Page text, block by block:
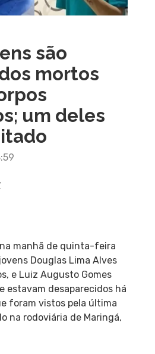
são
mortos
um deles
manhã de quinta-feira
Douglas Lima Alves
e Luiz Augusto Gomes
estavam desaparecidos há
foram vistos pela última
na rodoviária de Maringá,